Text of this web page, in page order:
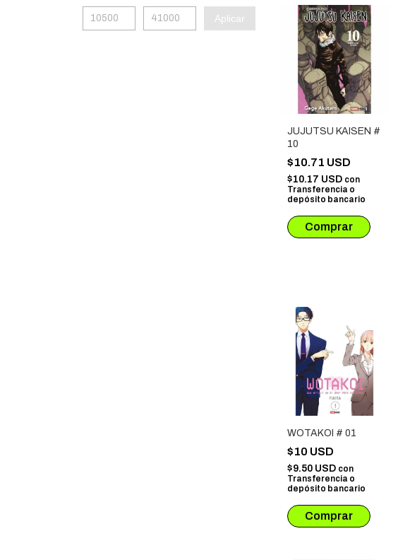
Aplicar
JUJUTSU KAISEN #
10
$10.71 USD
$10.17 USD con
Transferencia o
depósito bancario
WOTAKOI # 01
$10 USD
$9.50 USD con
Transferencia o
depósito bancario